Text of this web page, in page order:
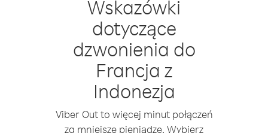
Wskazówki
dotyczące
dzwonienia do
Francja z
Indonezja
Viber Out to więcej minut połączeń
za mniejsze pieniądze. Wybierz